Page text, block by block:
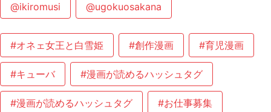
@ikiromusi @ugokuosakana
#オネェ女王と白雪姫 #創作漫画 #育児漫画
#キューバ #漫画が読めるハッシュタグ
#漫画が読めるハッシュタグ #お仕事募集